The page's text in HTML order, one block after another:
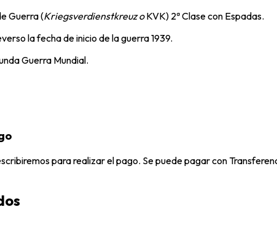
Guerra (Kriegsverdienstkreuz oKVK) 2ª Clase con Espadas.
la fecha de inicio de la guerra 1939.
Guerra Mundial.
para realizar el pago. Se puede pagar con